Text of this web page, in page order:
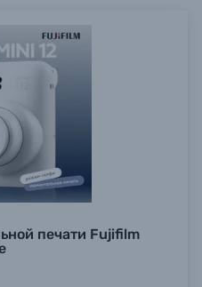
печати Fujifilm